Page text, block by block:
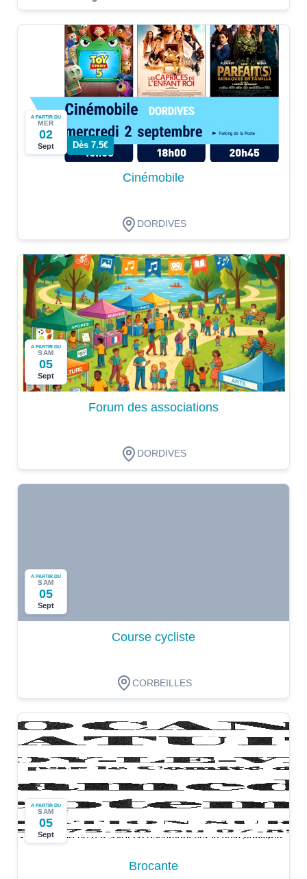
A PARTIR DU
MER
02
Sept Dès 7.5€
Cinémobile
DORDIVES
A PARTIR DU
SAM
05
Sept
Forum des associations
DORDIVES
A PARTIR DU
SAM
05
Sept
Course cycliste
CORBEILLES
A PARTIR DU
SAM
05
Sept
Brocante